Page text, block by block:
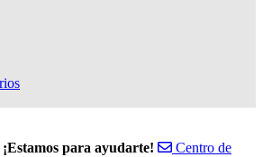
para ayudarte!
Centro de